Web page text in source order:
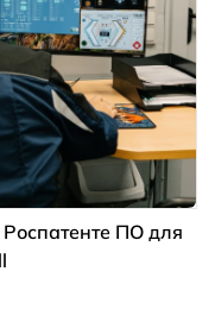
Роспатенте ПО для